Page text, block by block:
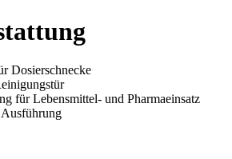
Dosierschnecke
für Lebensmittel- und Pharmaeinsatz